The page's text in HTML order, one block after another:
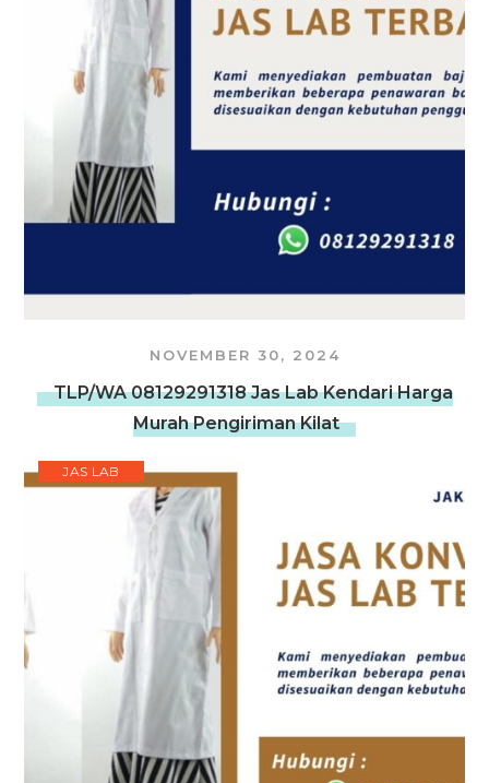
NOVEMBER 30, 2024
TLP/WA 08129291318 Jas Lab Kendari Harga
Murah Pengiriman Kilat
JAS LAB